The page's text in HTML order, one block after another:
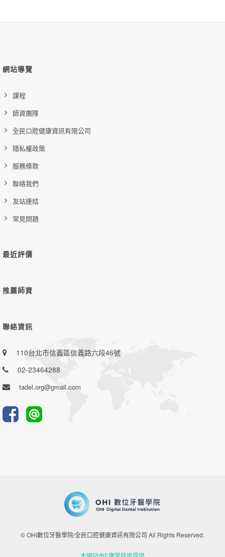
網站導覽
課程
師資團隊
全民口腔健康資訊有限公司
隱私權政策
服務條款
聯絡我們
友站連結
常見問題
最近評價
推薦師資
聯絡資訊
110台北市信義區信義路六段46號
02-23464288
tadel.org@gmail.com
© OHI數位牙醫學院/全民口腔健康資訊有限公司 All Rights Reserved.
本網站由E樂堂技術提供